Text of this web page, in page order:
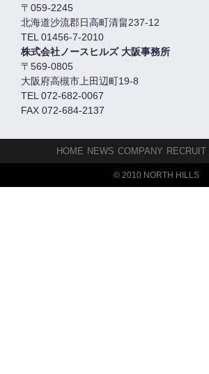
〒059-2245
北海道沙流郡日高町清畠237-12
TEL 01456-7-2010
株式会社ノースヒルズ 大阪事務所
〒569-0805
大阪府高槻市上田辺町19-8
TEL 072-682-0067
FAX 072-684-2137
HOME NEWS COMPANY RECRUIT
© 2010 NORTH HILLS